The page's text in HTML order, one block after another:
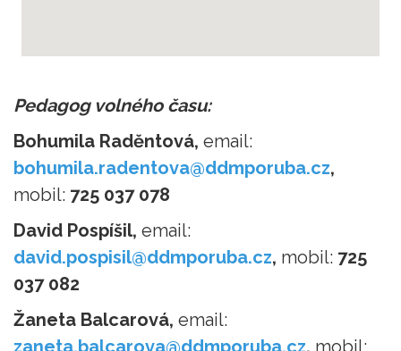
Pedagog volného času:
Bohumila Raděntová, email:
bohumila.radentova@ddmporuba.cz,
mobil: 725 037 078
David Pospíšil, email:
david.pospisil@ddmporuba.cz, mobil: 725
037 082
Žaneta Balcarová, email:
zaneta.balcarova@ddmporuba.cz, mobil: